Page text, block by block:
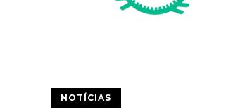
NOTÍCIAS